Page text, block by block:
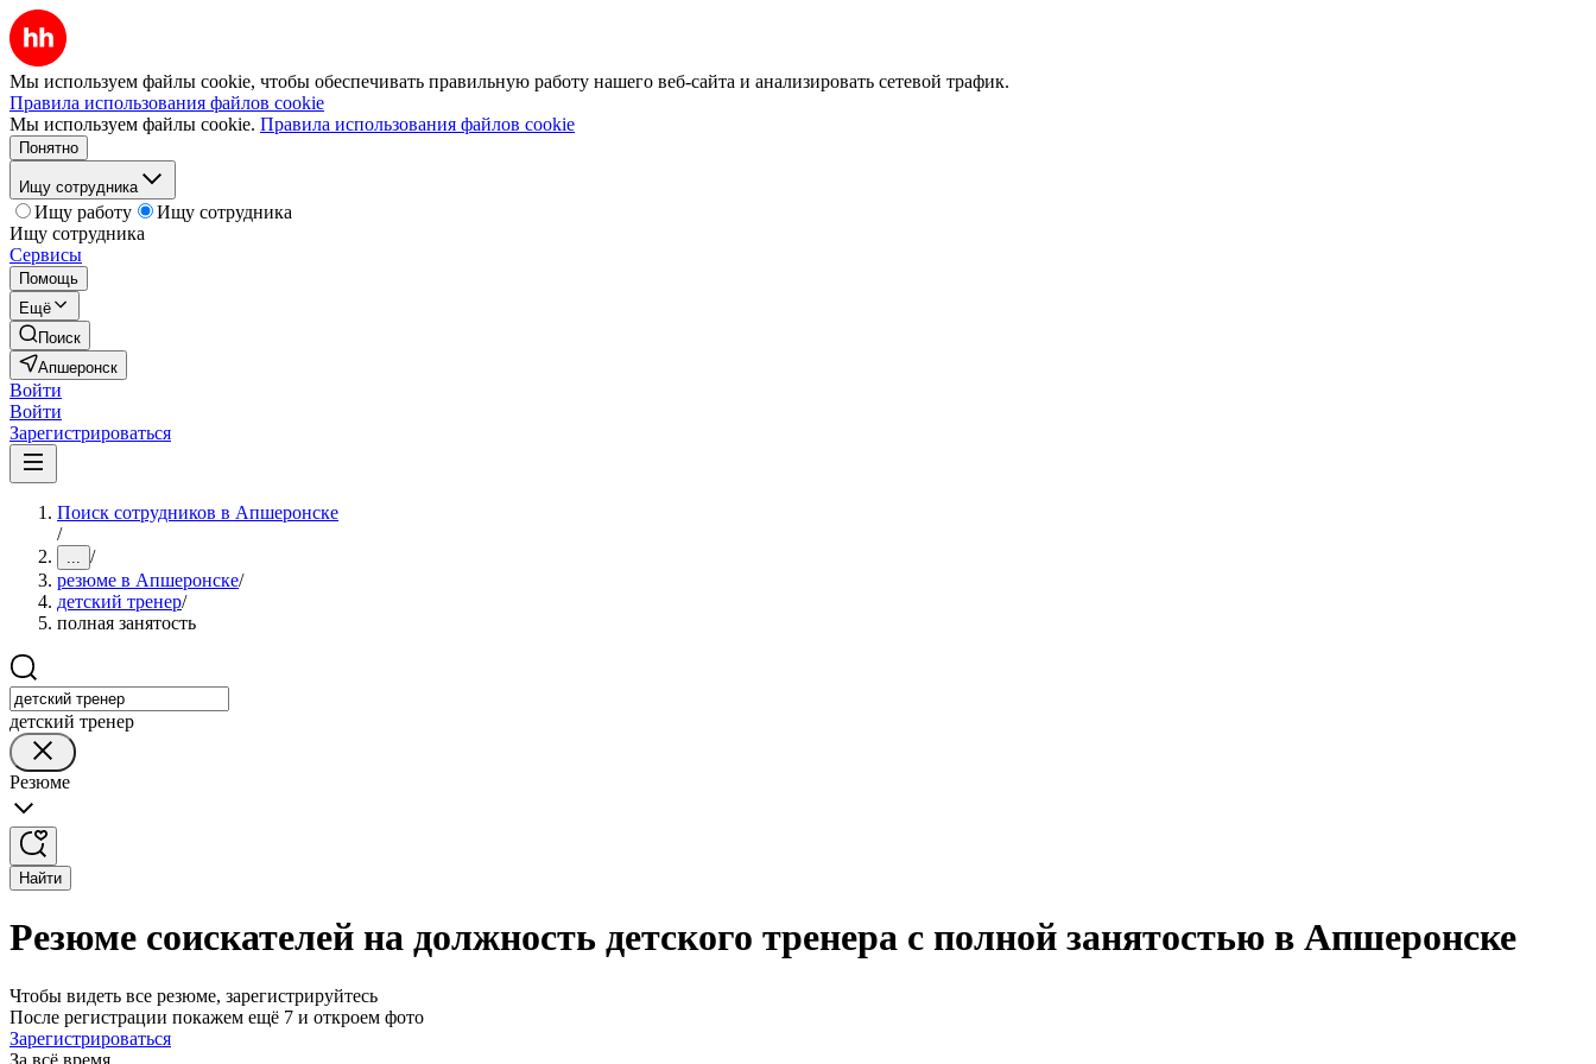
Мы используем файлы cookie, чтобы обеспечивать правильную работу нашего веб-сайта и анализировать сетевой трафик.
Правила использования файлов cookie
Мы используем файлы cookie. Правила использования файлов cookie
Понятно
Ищу сотрудника
Ищу работу
Ищу сотрудника
Ищу сотрудника
Сервисы
Помощь
Ещё
Поиск
Апшеронск
Войти
Войти
Зарегистрироваться
Поиск сотрудников в Апшеронске
/
... /
резюме в Апшеронске/
детский тренер/
полная занятость
детский тренер
Резюме
Найти
Резюме соискателей на должность детского тренера с полной занятостью в Апшеронске
Чтобы видеть все резюме, зарегистрируйтесь
После регистрации покажем ещё 7 и откроем фото
Зарегистрироваться
За всё время